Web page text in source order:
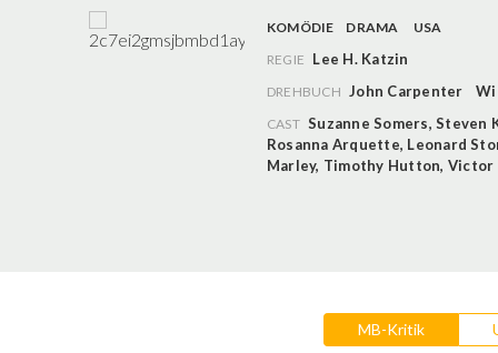
KOMÖDIE DRAMA
USA
REGIE Lee H. Katzin
DREHBUCH John Carpenter
CAST Suzanne Somers,Steven
Rosanna Arquette, Leonard
Marley, Timothy Hutton, Victor
MB-Kritik